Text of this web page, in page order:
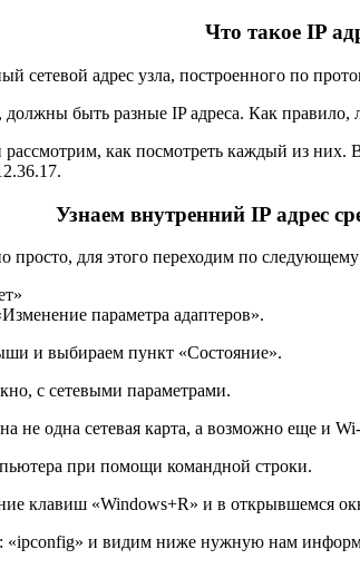
Что такое IP
сетевой адрес узла, построенного по
быть разные IP адреса. Как правило,
как посмотреть каждый из
Узнаем внутренний IP адрес
просто, для этого переходим по
параметра адаптеров».
и выбираем пункт «Состояние».
с сетевыми параметрами.
одна сетевая карта, а возможно еще и
при помощи командной строки.
клавиш «Windows+R» и в открывшемся
«ipconfig» и видим ниже нужную нам